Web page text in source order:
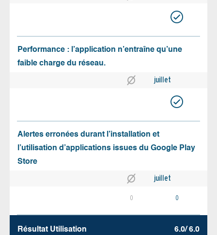
Performance : l’application n’entraîne qu’une
faible charge du réseau.
juillet
Alertes erronées durant l’installation et
l’utilisation d’applications issues du Google Play
Store
juillet
0 0
Résultat Utilisation 6.0/ 6.0